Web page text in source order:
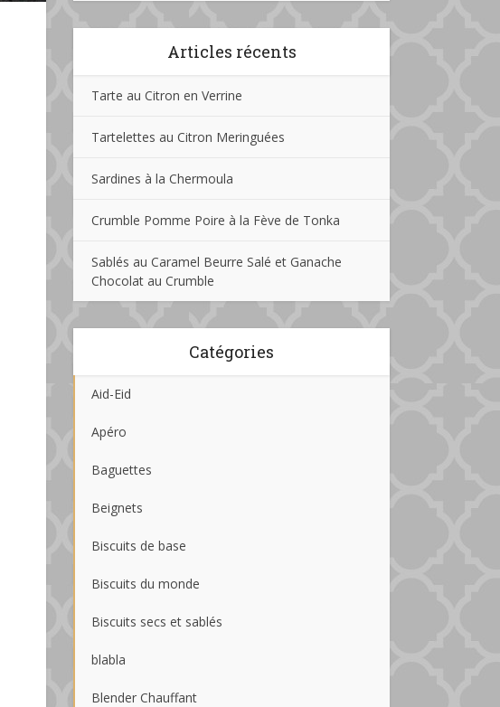
Articles récents
Tarte au Citron en Verrine
Tartelettes au Citron Meringuées
Sardines à la Chermoula
Crumble Pomme Poire à la Fève de Tonka
Sablés au Caramel Beurre Salé et Ganache
Chocolat au Crumble
Catégories
Aid-Eid
Apéro
Baguettes
Beignets
Biscuits de base
Biscuits du monde
Biscuits secs et sablés
blabla
Blender Chauffant